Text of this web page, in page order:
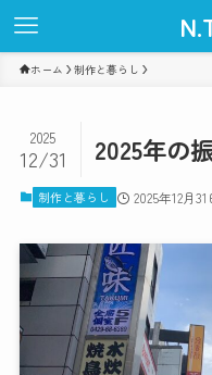
ホーム 制作と暮らし
2025年の
2025
12/31
制作と暮らし 2025年12月31